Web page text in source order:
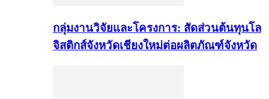
กลุ่มงานวิจัยและโครงการ: สัดส่วนต้นทุนโล
จิสติกส์จังหวัดเชียงใหม่ต่อผลิตภัณฑ์จังหวัด